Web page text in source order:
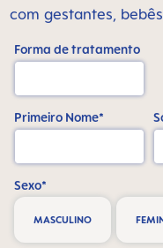
com gestantes,
Forma de tratamento
Primeiro Nome*
Sexo*
MASCULINO